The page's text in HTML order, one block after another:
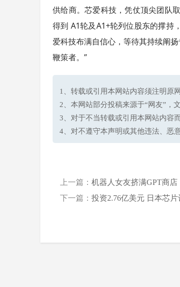
供给商。芯爱科技，凭仗顶尖团队
得到 A1轮及A1+轮列位股东的撑持
爱科技布满自信心，等待其持续阐
鞭策者。”
1、转载或引用本网站内容须注明原
2、本网站部分投稿来源于“网友”，
3、对于不当转载或引用本网站内容
4、对不遵守本声明或其他违法、恶
上一篇： 机器人女友挤满GPT商
下一篇： 投资2.76亿美元 日本芯